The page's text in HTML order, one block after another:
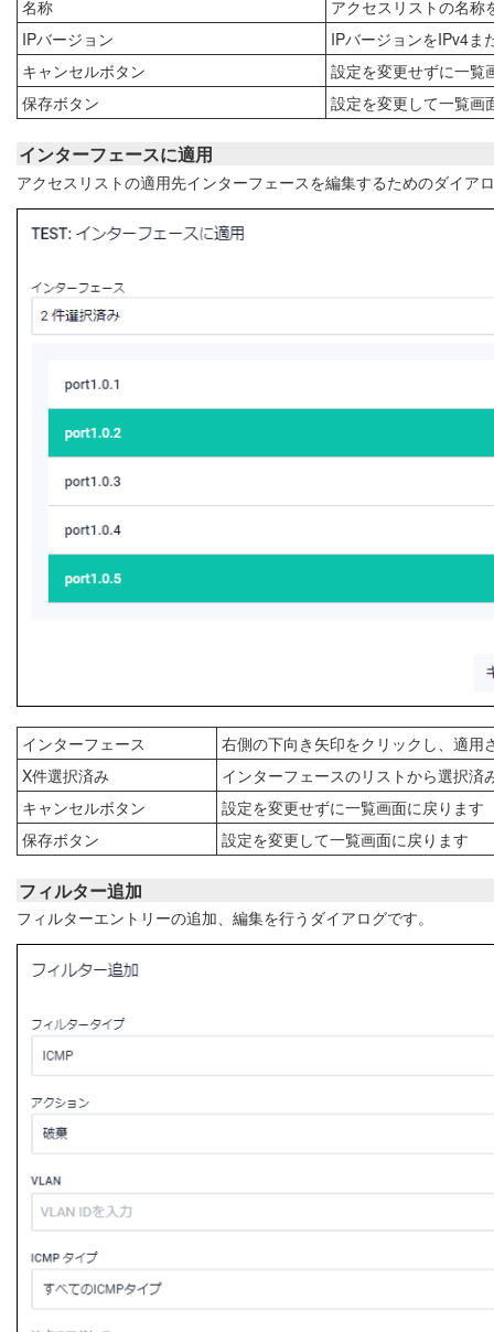
名称
アクセスリストの名称
IPバージョン
IPバージョンをIPv4ま
キャンセルボタン
設定を変更せずに一覧
保存ボタン
設定を変更して一覧画
インターフェースに適用
アクセスリストの適用先インターフェースを編集するためのダイア
インターフェース
右側の下向き矢印をクリックし、適用
X件選択済み
インターフェースのリストから選択
キャンセルボタン
設定を変更せずに一覧画面に戻ります
保存ボタン
設定を変更して一覧画面に戻ります
フィルター追加
フィルターエントリーの追加、編集を行うダイアログです。